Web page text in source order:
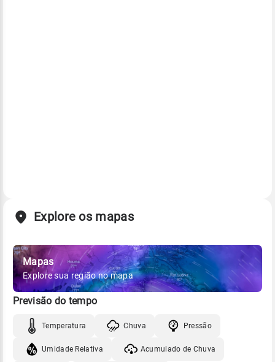
Explore os mapas
Mapas
Explore sua região no mapa
Previsão do tempo
Temperatura Chuva Pressão
Umidade Relativa Acumulado de Chuva